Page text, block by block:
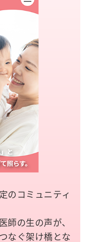
のコミュニティ
師の生の声が、
なぐ架け橋とな